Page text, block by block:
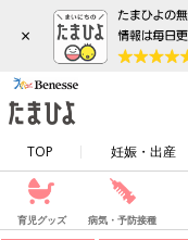
×
TOP 妊娠・出産
育児グッズ 病気・予防接種